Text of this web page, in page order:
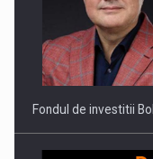
Fondul de investitii